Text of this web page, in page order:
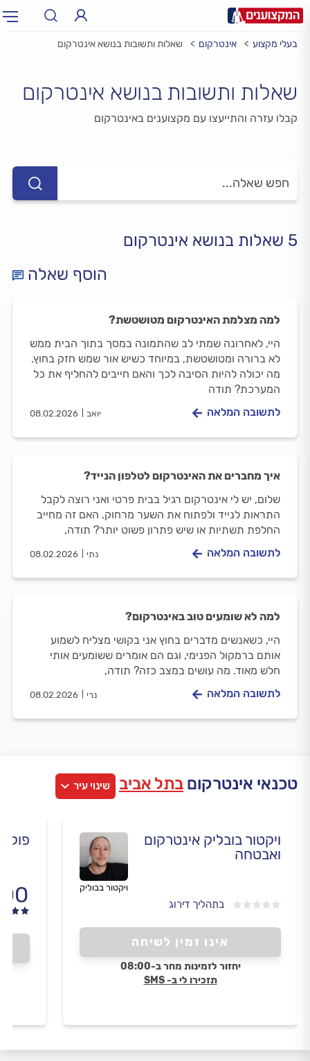
עיר: תל אביב, חיפה…
בעלי מקצוע אינטרקום שאלות ותשובות בנושא אינטרקום
שאלות ותשובות בנושא אינטרקום
קבלו עזרה והתייעצו עם מקצוענים באינטרקום
5 שאלות בנושא אינטרקום
הוסף שאלה
למה מצלמת האינטרקום מטושטשת?
היי, לאחרונה שמתי לב שהתמונה במסך בתוך הבית ממש
לא ברורה ומטושטשת, במיוחד כשיש אור שמש חזק בחוץ.
מה יכולה להיות הסיבה לכך והאם חייבים להחליף את כל
המערכת? תודה
יואב 08.02.2026 לתשובה המלאה
איך מחברים את האינטרקום לטלפון הנייד?
שלום, יש לי אינטרקום רגיל בבית פרטי ואני רוצה לקבל
התראות לנייד ולפתוח את השער מרחוק. האם זה מחייב
החלפת תשתיות או שיש פתרון פשוט יותר? תודה,
נתי 08.02.2026 לתשובה המלאה
למה לא שומעים טוב באינטרקום?
היי, כשאנשים מדברים בחוץ אני בקושי מצליח לשמוע
אותם ברמקול הפנימי, וגם הם אומרים ששומעים אותי
חלש מאוד. מה עושים במצב כזה? תודה,
נרי 08.02.2026 לתשובה המלאה
טכנאי אינטרקום בתל אביב שינוי עיר
ויקטור בובליק אינטרקום
ואבטחה
בתהליך דירוג
ויקטור בבוליק
אינו זמין לשיחה
יחזור לזמינות מחר ב-08:00
תזכירו לי ב- SMS